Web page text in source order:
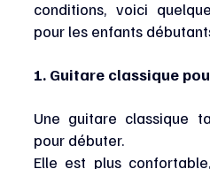
conditions, voici
pour les enfants
1. Guitare classique
Une guitare classique
pour débuter.
Elle est plus